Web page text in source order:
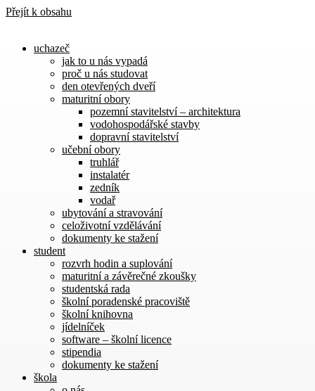
Přejít k obsahu
uchazeč
jak to u nás vypadá
proč u nás studovat
den otevřených dveří
maturitní obory
pozemní stavitelství – architektura
vodohospodářské stavby
dopravní stavitelství
učební obory
truhlář
instalatér
zedník
vodař
ubytování a stravování
celoživotní vzdělávání
dokumenty ke stažení
student
rozvrh hodin a suplování
maturitní a závěrečné zkoušky
studentská rada
školní poradenské pracoviště
školní knihovna
jídelníček
software – školní licence
stipendia
dokumenty ke stažení
škola